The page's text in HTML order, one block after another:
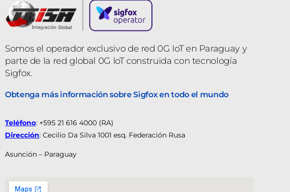
Somos el operador exclusivo de red 0G IoT en Paraguay y
parte de la red global 0G IoT construida con tecnología
Sigfox.
Obtenga más información sobre Sigfox en todo el mundo
Teléfono: +595 21 616 4000 (RA)
Dirección: Cecilio Da Silva 1001 esq. Federación Rusa
Asunción – Paraguay